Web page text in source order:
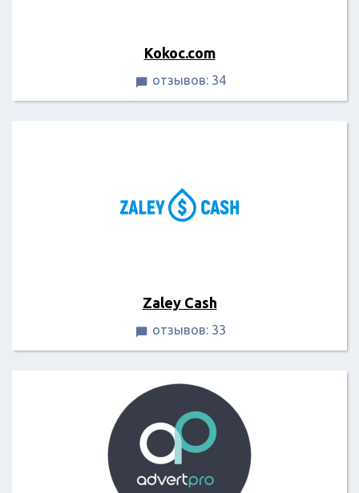
Kokoc.com
 отзывов: 34
Zaley Cash
 отзывов: 33